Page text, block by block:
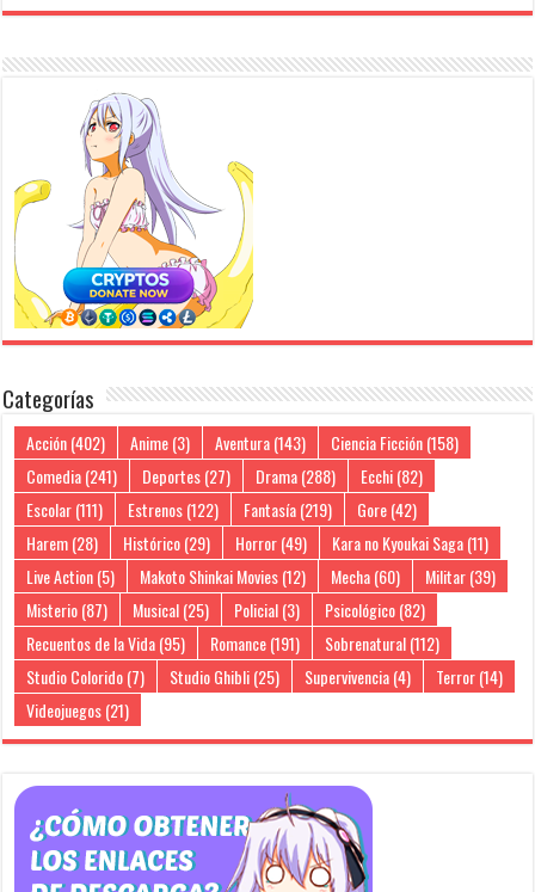
Categorías
Acción(402) Anime(3) Aventura(143) Ciencia Ficción(158)
Comedia(241) Deportes(27) Drama(288) Ecchi(82)
Escolar(111) Estrenos(122) Fantasía(219) Gore(42)
Harem(28) Histórico(29) Horror(49) Kara no Kyoukai Saga(11)
Live Action(5) Makoto Shinkai Movies(12) Mecha(60) Militar(39)
Misterio(87) Musical(25) Policial(3) Psicológico(82)
Recuentos de la Vida(95) Romance(191) Sobrenatural(112)
Studio Colorido(7) Studio Ghibli(25) Supervivencia(4) Terror(14)
Videojuegos(21)